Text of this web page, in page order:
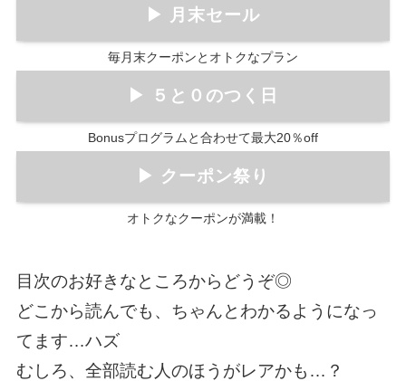
▶ 月末セール
毎月末クーポンとオトクなプラン
▶ ５と０のつく日
Bonusプログラムと合わせて最大20％off
▶ クーポン祭り
オトクなクーポンが満載！
目次のお好きなところからどうぞ◎
どこから読んでも、ちゃんとわかるようになっ
てます…ハズ
むしろ、全部読む人のほうがレアかも…？